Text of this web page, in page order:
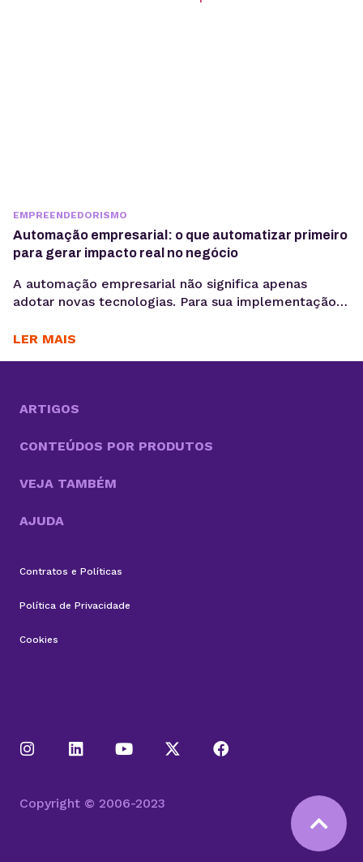
EMPREENDEDORISMO
Automação empresarial: o que automatizar primeiro
para gerar impacto real no negócio
A automação empresarial não significa apenas
adotar novas tecnologias. Para sua implementação
trabalho que reduzam tarefas repetitivas. Ou
tarefas necessárias para competir no mercado, a
LER MAIS
ARTIGOS
CONTEÚDOS POR PRODUTOS
VEJA TAMBÉM
AJUDA
Contratos e Políticas
Política de Privacidade
Cookies
Copyright © 2006-2023